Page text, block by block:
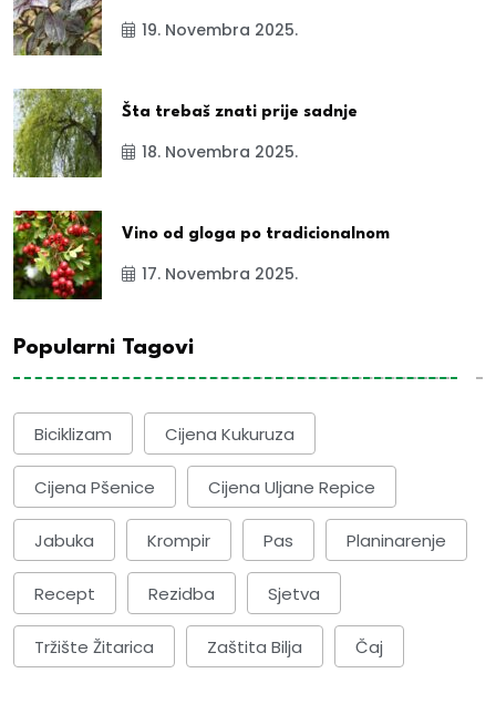
19. Novembra 2025.
Šta trebaš znati prije sadnje
18. Novembra 2025.
Vino od gloga po tradicionalnom
17. Novembra 2025.
Popularni Tagovi
Biciklizam Cijena Kukuruza
Cijena Pšenice Cijena Uljane Repice
Jabuka Krompir Pas Planinarenje
Recept Rezidba Sjetva
Tržište Žitarica Zaštita Bilja Čaj